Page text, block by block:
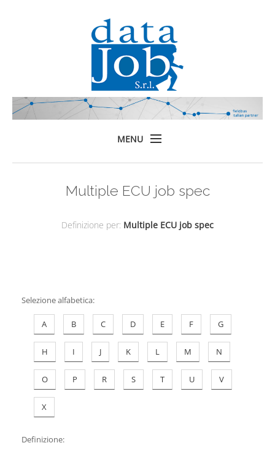
MENU
Multiple ECU job spec
Definizione per: Multiple ECU job spec
Selezione alfabetica:
A B C D E F G
H I J K L M N
O P R S T U V
X
Definizione: